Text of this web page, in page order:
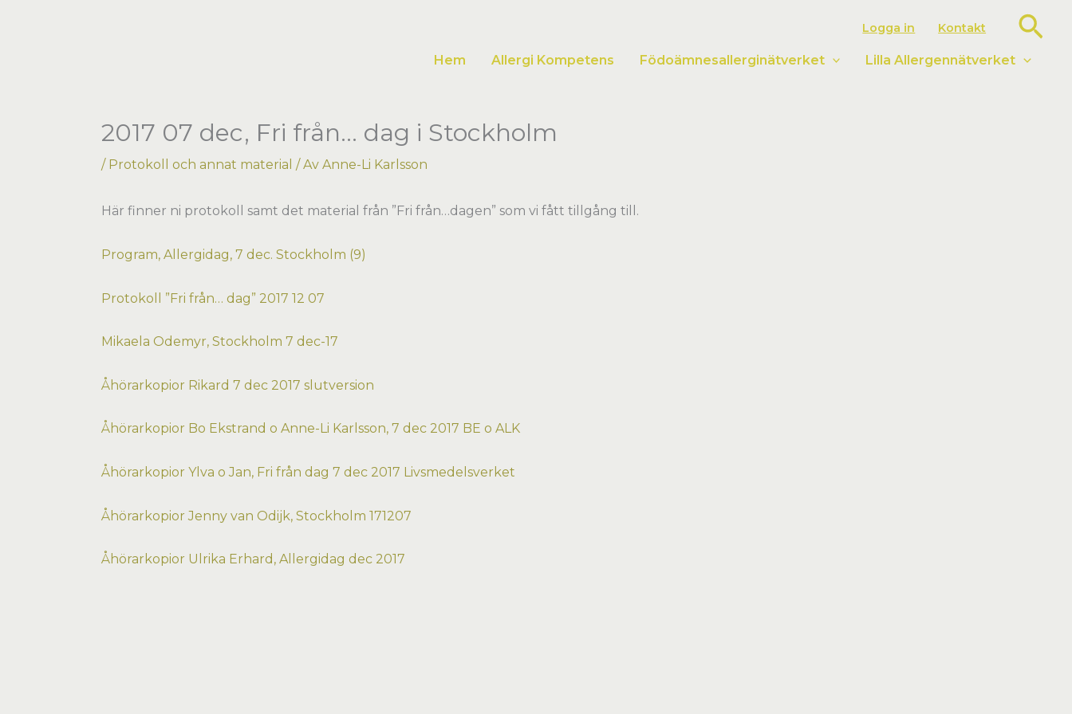
Logga in Kontakt Sök
Hem Allergi Kompetens Födoämnesallerginätverket Lilla Allergennätverket
2017 07 dec, Fri från… dag i Stockholm
/ Protokoll och annat material / Av Anne-Li Karlsson
Här finner ni protokoll samt det material från ”Fri från…dagen” som vi fått tillgång till.
Program, Allergidag, 7 dec. Stockholm (9)
Protokoll ”Fri från… dag” 2017 12 07
Mikaela Odemyr, Stockholm 7 dec-17
Åhörarkopior Rikard 7 dec 2017 slutversion
Åhörarkopior Bo Ekstrand o Anne-Li Karlsson, 7 dec 2017 BE o ALK
Åhörarkopior Ylva o Jan, Fri från dag 7 dec 2017 Livsmedelsverket
Åhörarkopior Jenny van Odijk, Stockholm 171207
Åhörarkopior Ulrika Erhard, Allergidag dec 2017